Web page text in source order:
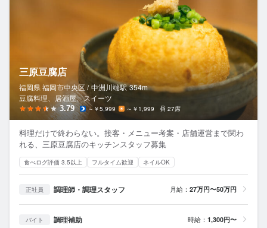
三原豆腐店
福岡県 福岡市中央区 / 中洲川端駅 354m
豆腐料理、居酒屋、スイーツ
3.79 ～￥5,999 ～￥1,999 27席
料理だけで終わらない。接客・メニュー考案・店舗運営まで関わ
れる、三原豆腐店のキッチンスタッフ募集
食べログ評価 3.5以上 フルタイム歓迎 ネイルOK
正社員 調理師・調理スタッフ 月給： 27万円〜50万円
バイト 調理補助 時給： 1,300円〜